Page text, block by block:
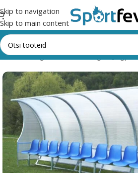
Skip to navigation
Skip to main content
Kõik kategooriad Pallimängud Jalgpall